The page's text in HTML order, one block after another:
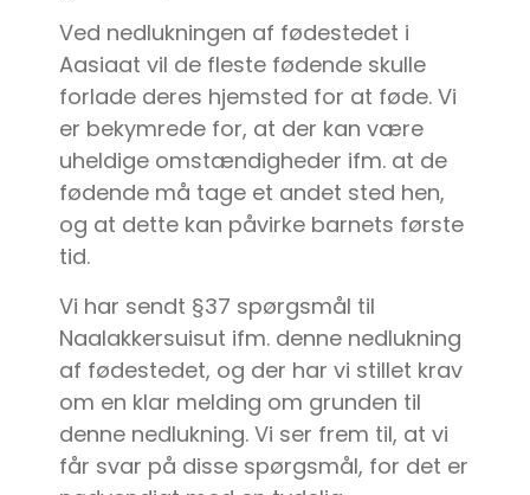
Ved nedlukningen af fødestedet i
Aasiaat vil de fleste fødende skulle
forlade deres hjemsted for at føde. Vi
er bekymrede for, at der kan være
uheldige omstændigheder ifm. at de
fødende må tage et andet sted hen,
og at dette kan påvirke barnets første
tid.
Vi har sendt §37 spørgsmål til
Naalakkersuisut ifm. denne nedlukning
af fødestedet, og der har vi stillet krav
om en klar melding om grunden til
denne nedlukning. Vi ser frem til, at vi
får svar på disse spørgsmål, for det er